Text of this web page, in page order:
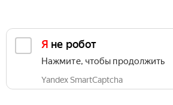
Я не робот
Нажмите, чтобы продолжить
Yandex SmartCaptcha